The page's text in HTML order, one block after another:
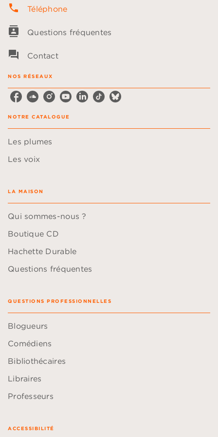
phone Téléphone
contacts Questions fréquentes
question_answer Contact
NOS RÉSEAUX
NOTRE CATALOGUE
Les plumes
Les voix
LA MAISON
Qui sommes-nous ?
Boutique CD
Hachette Durable
Questions fréquentes
QUESTIONS PROFESSIONNELLES
Blogueurs
Comédiens
Bibliothécaires
Libraires
Professeurs
ACCESSIBILITÉ